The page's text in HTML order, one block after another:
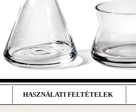
HASZNÁLATI FELTÉTELEK